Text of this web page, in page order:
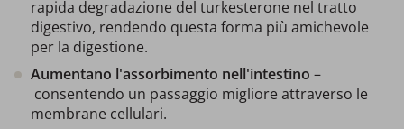
rapida degradazione del turkesterone nel tratto
digestivo, rendendo questa forma più amichevole
per la digestione.
Aumentano l'assorbimento nell'intestino –
consentendo un passaggio migliore attraverso le
membrane cellulari.